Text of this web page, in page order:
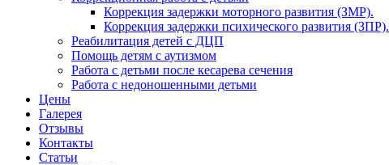
Коррекция задержки моторного развития (ЗМР).
Коррекция задержки психического развития (ЗПР).
Реабилитация детей с ДЦП
Помощь детям с аутизмом
Работа с детьми после кесарева сечения
Работа с недоношенными детьми
Цены
Галерея
Отзывы
Контакты
Статьи